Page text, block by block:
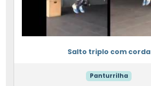
Salto triplo com corda
Panturrilha